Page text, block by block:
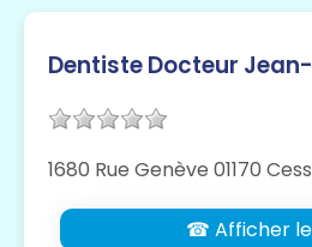
Dentiste Docteur
1680 Rue Genève 01170
☎ Afficher le